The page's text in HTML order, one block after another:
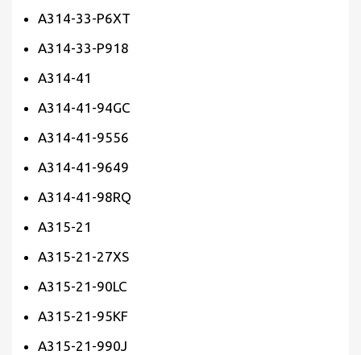
A314-33-P6XT
A314-33-P918
A314-41
A314-41-94GC
A314-41-9556
A314-41-9649
A314-41-98RQ
A315-21
A315-21-27XS
A315-21-90LC
A315-21-95KF
A315-21-990J